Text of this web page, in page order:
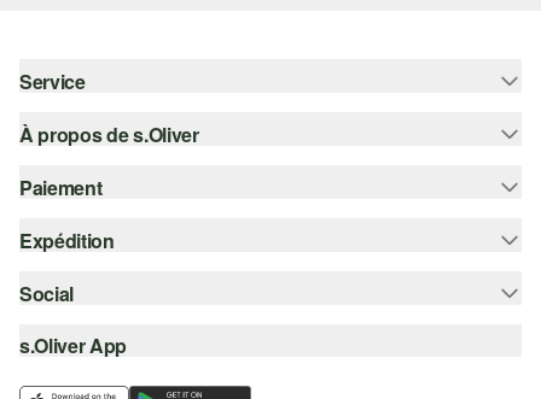
Service
Aide - FAQ
À propos de s.Oliver
S'abonner à la Newsletter
s.Oliver Card
Liste d'envies
Paiement
Sur facture
Expédition
Suivi de colis
SwissPost
Social
instagram
facebook
s.Oliver App